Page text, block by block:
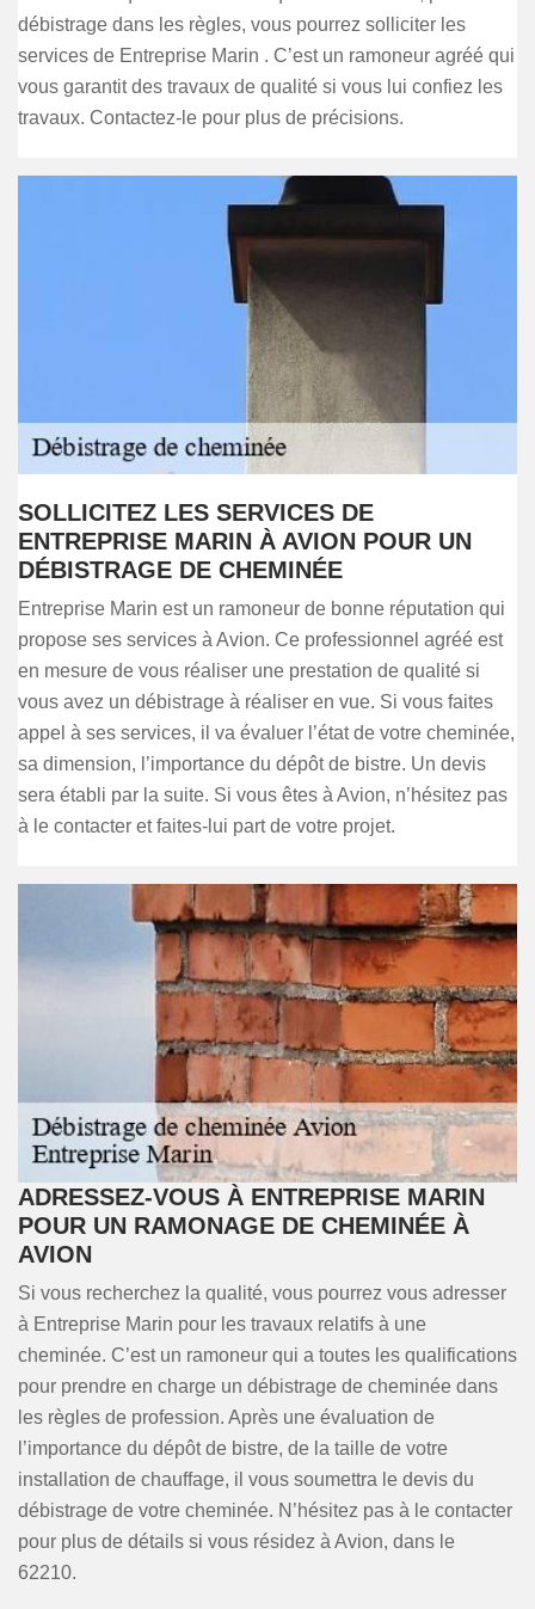
débistrage dans les règles, vous pourrez solliciter les
services de Entreprise Marin . C’est un ramoneur agréé qui
vous garantit des travaux de qualité si vous lui confiez les
travaux. Contactez-le pour plus de précisions.
SOLLICITEZ LES SERVICES DE
ENTREPRISE MARIN À AVION POUR UN
DÉBISTRAGE DE CHEMINÉE
Entreprise Marin est un ramoneur de bonne réputation qui
propose ses services à Avion. Ce professionnel agréé est
en mesure de vous réaliser une prestation de qualité si
vous avez un débistrage à réaliser en vue. Si vous faites
appel à ses services, il va évaluer l’état de votre cheminée,
sa dimension, l’importance du dépôt de bistre. Un devis
sera établi par la suite. Si vous êtes à Avion, n’hésitez pas
à le contacter et faites-lui part de votre projet.
ADRESSEZ-VOUS À ENTREPRISE MARIN
POUR UN RAMONAGE DE CHEMINÉE À
AVION
Si vous recherchez la qualité, vous pourrez vous adresser
à Entreprise Marin pour les travaux relatifs à une
cheminée. C’est un ramoneur qui a toutes les qualifications
pour prendre en charge un débistrage de cheminée dans
les règles de profession. Après une évaluation de
l’importance du dépôt de bistre, de la taille de votre
installation de chauffage, il vous soumettra le devis du
débistrage de votre cheminée. N’hésitez pas à le contacter
pour plus de détails si vous résidez à Avion, dans le
62210.